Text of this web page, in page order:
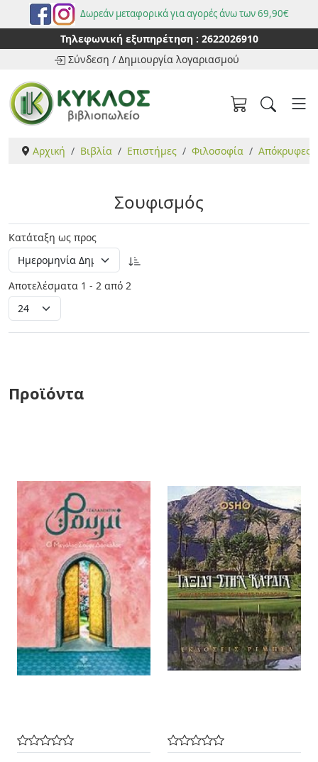
Δωρεάν μεταφορικά για αγορές άνω των 69,90€
Τηλεφωνική εξυπηρέτηση : 2622026910
Σύνδεση / Δημιουργία λογαριασμού
Αρχική Βιβλία Επιστήμες Φιλοσοφία Απόκρυφες
Σουφισμός
Κατάταξη ως προς
Αποτελέσματα 1 - 2 από 2
Προϊόντα